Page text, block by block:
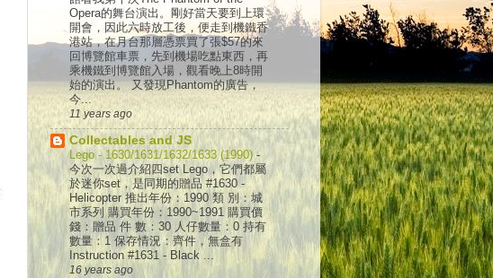
Opera的舞台演出。剛好當天要到上環
開會，因此六時放工後，便走到機鐵香
港站，在月台那層憑票買了張$57的來
回博覽館車票，先到機場吃點東西，再
乘機鐵到博覽館入場，觀看晚上8時開
始的演出。 又發現Phantom的廣告，
今...
11 years ago
Collectables and JS
Lego - 1630/1631/1632/1633 (1990) -
今次一次過介紹四set Lego，它們都屬
於迷你set，是同期的贈品 #1630 -
Helicopter 推出年份：1990 類 別：城
市系列 購買年份：1990~1991 購買價
錢：贈品 件 數：30 人仔數量：0 持有
數量：1 保存情況：齊件，無盒有
Instruction #1631 - Black ...
16 years ago